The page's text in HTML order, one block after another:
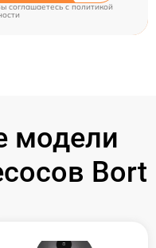
соглашаетесь cполитикой
модели
Bort